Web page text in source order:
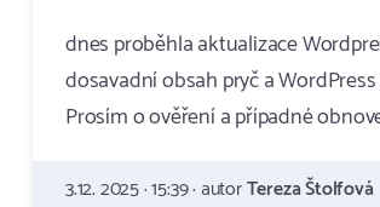
dnes proběhla aktualizace
dosavadní obsah pryč a
Prosím o ověření a případné
3.12. 2025 · 15:39 · autorTereza Štolfová